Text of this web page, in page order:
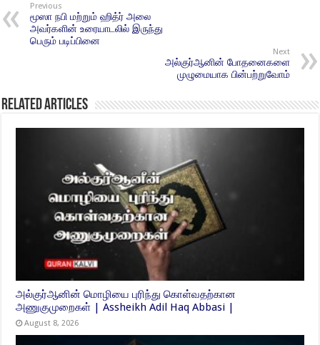
Previous
மூஸா நபி மற்றும் ஹித்ர் அலை
அவர்களின் உரையாடலில் இருந்து
பெரும் படிப்பினை
Next
அல்குர்ஆனின் போதனைகளை
முழுமையாக பின்பற்றுவோம்
Related Articles
அல்குர்ஆனின் மொழியை புரிந்து கொள்வதற்கான
அணுகுமுறைகள் | Assheikh Adil Haq Abbasi |
August 8, 2026